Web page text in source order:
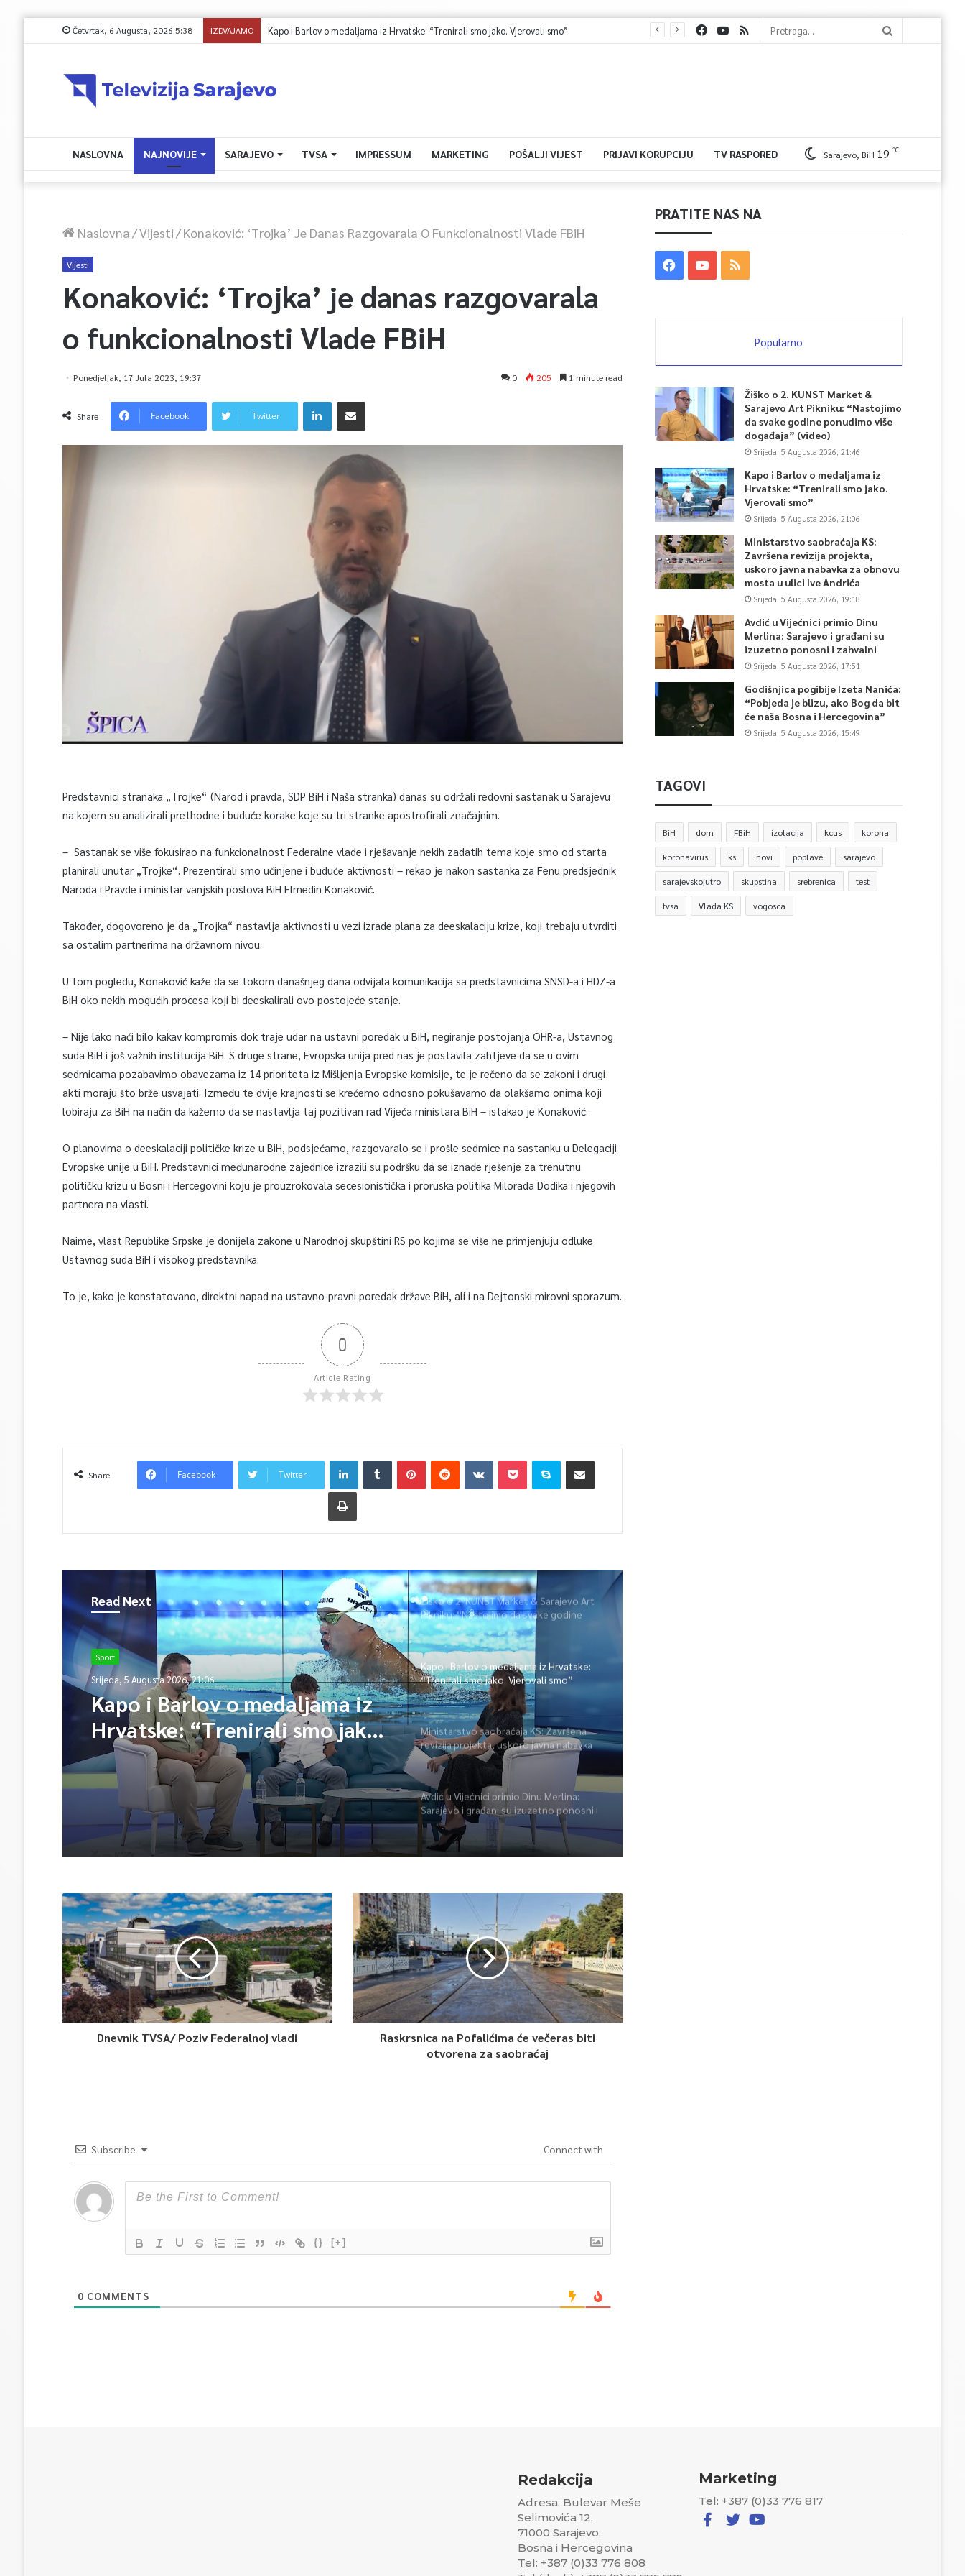
Četvrtak, 6 Augusta, 2026 5:38 IZDVAJAMO Kapo i Barlov o medaljama iz Hrvatske: “Trenirali smo jako. Vjerovali smo”
NASLOVNA NAJNOVIJE SARAJEVO TVSA IMPRESSUM MARKETING POŠALJI VIJEST PRIJAVI KORUPCIJU TV RASPORED Sarajevo, BiH 19 ℃
Naslovna/Vijesti/Konaković: ‘Trojka’ Je Danas Razgovarala O Funkcionalnosti Vlade FBiH
Vijesti
Konaković: ‘Trojka’ je danas razgovarala
o funkcionalnosti Vlade FBiH
Ponedjeljak, 17 Jula 2023, 19:37 0 205 1 minute read
Share Facebook Twitter
Predstavnici stranaka „Trojke“ (Narod i pravda, SDP BiH i Naša stranka) danas su održali redovni sastanak u Sarajevu
na kojem su analizirali prethodne i buduće korake koje su tri stranke apostrofirali značajnim.
– Sastanak se više fokusirao na funkcionalnost Federalne vlade i rješavanje nekih zadatih tema koje smo od starta
planirali unutar „Trojke“. Prezentirali smo učinjene i buduće aktivnosti – rekao je nakon sastanka za Fenu predsjednik
Naroda i Pravde i ministar vanjskih poslova BiH Elmedin Konaković.
Također, dogovoreno je da „Trojka“ nastavlja aktivnosti u vezi izrade plana za deeskalaciju krize, koji trebaju utvrditi
sa ostalim partnerima na državnom nivou.
U tom pogledu, Konaković kaže da se tokom današnjeg dana odvijala komunikacija sa predstavnicima SNSD-a i HDZ-a
BiH oko nekih mogućih procesa koji bi deeskalirali ovo postojeće stanje.
– Nije lako naći bilo kakav kompromis dok traje udar na ustavni poredak u BiH, negiranje postojanja OHR-a, Ustavnog
suda BiH i još važnih institucija BiH. S druge strane, Evropska unija pred nas je postavila zahtjeve da se u ovim
sedmicama pozabavimo obavezama iz 14 prioriteta iz Mišljenja Evropske komisije, te je rečeno da se zakoni i drugi
akti moraju što brže usvajati. Između te dvije krajnosti se krećemo odnosno pokušavamo da olakšamo onima koji
lobiraju za BiH na način da kažemo da se nastavlja taj pozitivan rad Vijeća ministara BiH – istakao je Konaković.
O planovima o deeskalaciji političke krize u BiH, podsjećamo, razgovaralo se i prošle sedmice na sastanku u Delegaciji
Evropske unije u BiH. Predstavnici međunarodne zajednice izrazili su podršku da se iznađe rješenje za trenutnu
političku krizu u Bosni i Hercegovini koju je prouzrokovala secesionistička i proruska politika Milorada Dodika i njegovih
partnera na vlasti.
Naime, vlast Republike Srpske je donijela zakone u Narodnoj skupštini RS po kojima se više ne primjenjuju odluke
Ustavnog suda BiH i visokog predstavnika.
To je, kako je konstatovano, direktni napad na ustavno-pravni poredak države BiH, ali i na Dejtonski mirovni sporazum.
0
Article Rating
Share Facebook Twitter
Read Next
Sport
Srijeda, 5 Augusta 2026, 21:06
Kapo i Barlov o medaljama iz
Hrvatske: “Trenirali smo jako.
Vjerovali smo”
Žiško o 2. KUNST Market & Sarajevo Art
Pikniku: “Nastojimo da svake godine
ponudimo više događaja” (video)
Kapo i Barlov o medaljama iz Hrvatske:
“Trenirali smo jako. Vjerovali smo”
Ministarstvo saobraćaja KS: Završena
revizija projekta, uskoro javna nabavka
za obnovu mosta u ulici Ive Andrića
Avdić u Vijećnici primio Dinu Merlina:
Sarajevo i građani su izuzetno ponosni i
zahvalni
Dnevnik TVSA/ Poziv Federalnoj vladi
Raskrsnica na Pofalićima će večeras biti
otvorena za saobraćaj
Subscribe Connect with
{} [+]
0 COMMENTS
PRATITE NAS NA
Popularno
Žiško o 2. KUNST Market &
Sarajevo Art Pikniku: “Nastojimo
da svake godine ponudimo više
događaja” (video)
Srijeda, 5 Augusta 2026, 21:46
Kapo i Barlov o medaljama iz
Hrvatske: “Trenirali smo jako.
Vjerovali smo”
Srijeda, 5 Augusta 2026, 21:06
Ministarstvo saobraćaja KS:
Završena revizija projekta,
uskoro javna nabavka za obnovu
mosta u ulici Ive Andrića
Srijeda, 5 Augusta 2026, 19:18
Avdić u Vijećnici primio Dinu
Merlina: Sarajevo i građani su
izuzetno ponosni i zahvalni
Srijeda, 5 Augusta 2026, 17:51
Godišnjica pogibije Izeta Nanića:
“Pobjeda je blizu, ako Bog da bit
će naša Bosna i Hercegovina”
Srijeda, 5 Augusta 2026, 15:49
TAGOVI
BiH dom FBiH izolacija kcus korona
koronavirus ks novi poplave sarajevo
sarajevskojutro skupstina srebrenica test
tvsa Vlada KS vogosca
Redakcija
Adresa: Bulevar Meše
Selimovića 12,
71000 Sarajevo,
Bosna i Hercegovina
Tel: +387 (0)33 776 808
Marketing
Tel: +387 (0)33 776 817